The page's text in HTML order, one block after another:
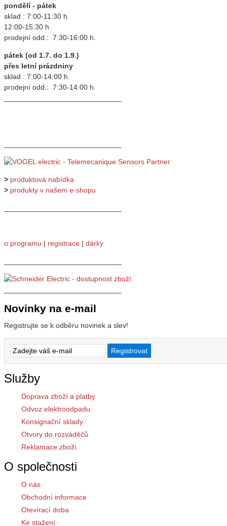
pondělí - pátek
sklad : 7:00-11:30 h.
12:00-15:30 h.
prodejní odd.: 7:30-16:00 h.
pátek (od 1.7. do 1.9.)
přes letní prázdniny
sklad : 7:00-14:00 h.
prodejní odd.: 7:30-14:00 h.
> produktová nabídka
> produkty v našem e-shopu
o programu | registrace | dárky
Novinky na e-mail
Registrujte se k odběru novinek a slev!
Služby
Doprava zboží a platby
Odvoz elektroodpadu
Konsignační sklady
Otvory do rozváděčů
Reklamace zboží
O společnosti
O nás
Obchodní informace
Otevírací doba
Ke stažení